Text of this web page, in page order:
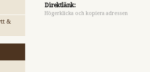
&
Direktlänk:
Högerklicka och kopiera adressen